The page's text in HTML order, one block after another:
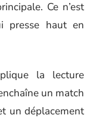
Ce n’est
presse haut en
la lecture
un match
un déplacement